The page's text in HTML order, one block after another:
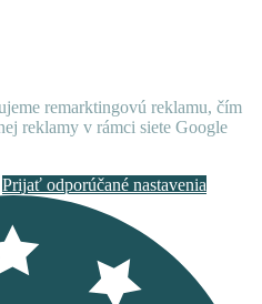
remarktingovú reklamu, čím
reklamy v rámci siete Google
Prijať odporúčané nastavenia